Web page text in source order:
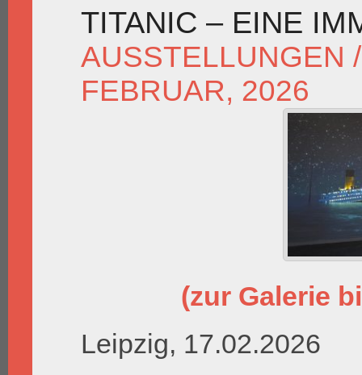
TITANIC – EINE
AUSSTELLUNGEN
FEBRUAR, 2026
(zur Galerie
Leipzig, 17.02.2026